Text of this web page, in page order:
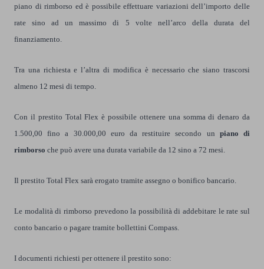
piano di rimborso ed è possibile effettuare variazioni dell’importo delle
rate sino ad un massimo di 5 volte nell’arco della durata del
finanziamento.
Tra una richiesta e l’altra di modifica è necessario che siano trascorsi
almeno 12 mesi di tempo.
Con il prestito Total Flex è possibile ottenere una somma di denaro da
1.500,00 fino a 30.000,00 euro da restituire secondo un piano di
rimborso che può avere una durata variabile da 12 sino a 72 mesi.
Il prestito Total Flex sarà erogato tramite assegno o bonifico bancario.
Le modalità di rimborso prevedono la possibilità di addebitare le rate sul
conto bancario o pagare tramite bollettini Compass.
I documenti richiesti per ottenere il prestito sono: